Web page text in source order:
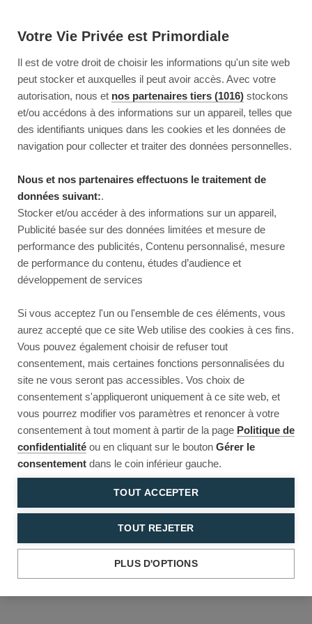
Votre Vie Privée est Primordiale
Il est de votre droit de choisir les informations qu'un site web
peut stocker et auxquelles il peut avoir accès. Avec votre
autorisation, nous et nos partenaires tiers (1016) stockons
et/ou accédons à des informations sur un appareil, telles que
des identifiants uniques dans les cookies et les données de
navigation pour collecter et traiter des données personnelles.
Nous et nos partenaires effectuons le traitement de
données suivant:.
Stocker et/ou accéder à des informations sur un appareil,
Publicité basée sur des données limitées et mesure de
performance des publicités, Contenu personnalisé, mesure
de performance du contenu, études d’audience et
développement de services
Si vous acceptez l'un ou l'ensemble de ces éléments, vous
aurez accepté que ce site Web utilise des cookies à ces fins.
Vous pouvez également choisir de refuser tout
consentement, mais certaines fonctions personnalisées du
site ne vous seront pas accessibles. Vos choix de
consentement s'appliqueront uniquement à ce site web, et
vous pourrez modifier vos paramètres et renoncer à votre
consentement à tout moment à partir de la page Politique de
confidentialité ou en cliquant sur le bouton Gérer le
consentement dans le coin inférieur gauche.
TOUT ACCEPTER
TOUT REJETER
PLUS D'OPTIONS
Reload to try again, or go back.
Reload Back